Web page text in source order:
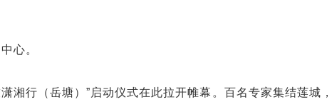
心。
湘行（岳塘）”启动仪式在此拉开帷幕。百名专家集结莲城